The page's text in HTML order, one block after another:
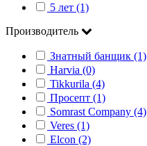
5 лет (1)
Производитель
Знатный банщик (1)
Harvia (0)
Tikkurila (4)
Просепт (1)
Somrast Company (4)
Veres (1)
Elcon (2)